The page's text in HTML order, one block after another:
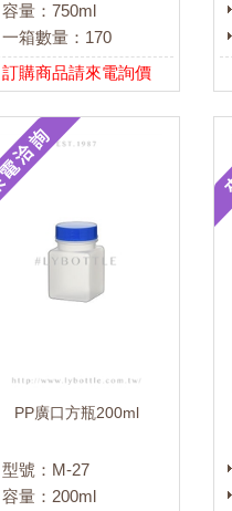
容量：750ml
一箱數量：170
訂購商品請來電詢價
PP廣口方瓶200ml
型號：M-27
容量：200ml